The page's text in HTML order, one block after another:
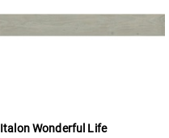
Italon Wonderful Life